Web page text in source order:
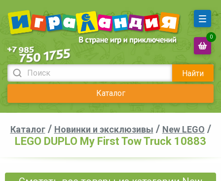
Найти
Каталог
0
Каталог/ Новинки и эксклюзивы / New LEGO /
LEGO DUPLO My First Tow Truck 10883